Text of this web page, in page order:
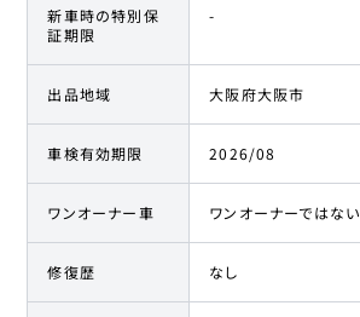
新車時の特別保
証期限
-
出品地域 大阪府大阪市
車検有効期限 2026/08
ワンオーナー車 ワンオーナーではない
修復歴 なし